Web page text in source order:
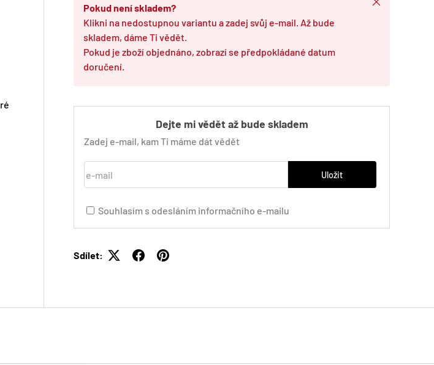
Pokud není skladem?
Klikni na nedostupnou variantu a zadej svůj e-mail. Až bude
skladem, dáme Ti vědět.
Pokud je zboží objednáno, zobrazí se předpokládané datum
doručení.
Dejte mi vědět až bude skladem
Zadej e-mail, kam Ti máme dát vědět
Uložit
Souhlasím s odesláním informačního e-mailu
Sdílet: